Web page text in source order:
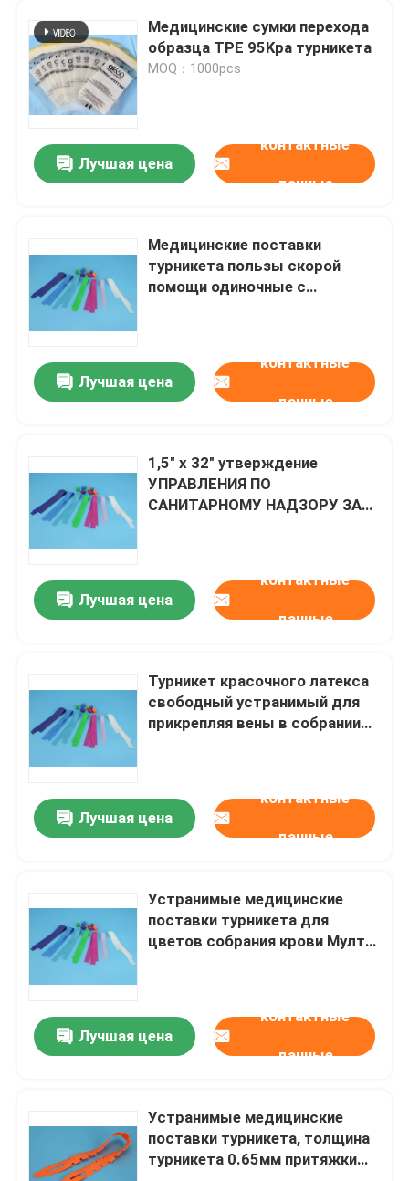
Продукты
Видеозаписи
О нас
Контроль качества
Запросите цитату
сумка перехода образца 95кПа
Медицинские сумки перехода
образца TPE 95Kpa турникета
MOQ：1000pcs
Лучшая цена
контактные
данные
Медицинские поставки
турникета пользы скорой
помощи одиночные с
Лучшая цена
контактные
данные
1,5" x 32" утверждение
УПРАВЛЕНИЯ ПО
САНИТАРНОМУ НАДЗОРУ ЗА
выскальзывания латекса
медицинских поставок
Лучшая цена
контактные
данные
Турникет красочного латекса
свободный устранимый для
прикрепляя вены в собрании
Лучшая цена
контактные
данные
Устранимые медицинские
поставки турникета для
цветов собрания крови Мулти
Лучшая цена
контактные
данные
Устранимые медицинские
поставки турникета, толщина
турникета 0.65мм притяжки